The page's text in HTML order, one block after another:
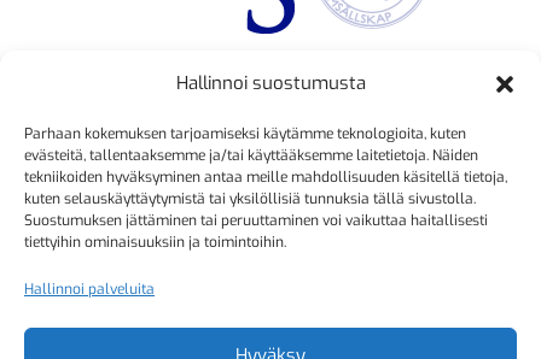
Hallinnoi suostumusta
Parhaan kokemuksen tarjoamiseksi käytämme teknologioita, kuten
evästeitä, tallentaaksemme ja/tai käyttääksemme laitetietoja. Näiden
tekniikoiden hyväksyminen antaa meille mahdollisuuden käsitellä tietoja,
kuten selauskäyttäytymistä tai yksilöllisiä tunnuksia tällä sivustolla.
Suostumuksen jättäminen tai peruuttaminen voi vaikuttaa haitallisesti
tiettyihin ominaisuuksiin ja toimintoihin.
Hallinnoi palveluita
Kristiina Mäkinen
040 725 3186
kristiina.makinen@simmis.fi
Kyselyt ja muut yhteydenotot